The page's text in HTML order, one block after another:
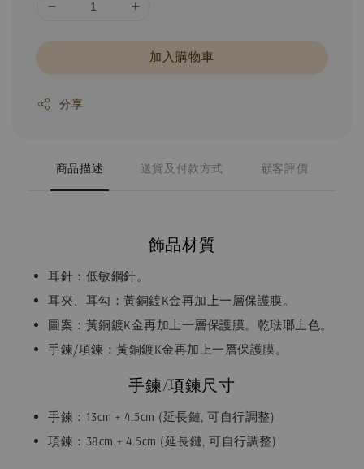
加入購物車
分享
商品描述 送貨及付款方式 顧客評價
飾品材質
耳針：低敏鋼針。
耳夾、耳勾：黃銅鍍K金再加上一層保護膜。
圖案：黃銅鍍K金再加上一層保護膜。乾琺瑯上色。
手鍊/項鍊：黃銅鍍K金再加上一層保護膜。
手鍊/項鍊尺寸
手鍊：13cm + 4.5cm (延長鏈, 可自行調整)
項鍊：38cm + 4.5cm (延長鏈, 可自行調整)